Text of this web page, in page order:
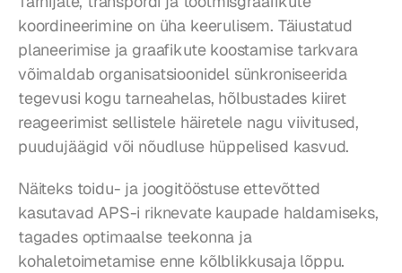
koordineerimine on üha keerulisem. Täiustatud
planeerimise ja graafikute koostamise tarkvara
võimaldab organisatsioonidel sünkroniseerida
tegevusi kogu tarneahelas, hõlbustades kiiret
reageerimist sellistele häiretele nagu viivitused,
puudujäägid või nõudluse hüppelised kasvud.
Näiteks toidu- ja joogitööstuse ettevõtted
kasutavad APS-i riknevate kaupade haldamiseks,
tagades optimaalse teekonna ja
kohaletoimetamise enne kõlblikkusaja lõppu.